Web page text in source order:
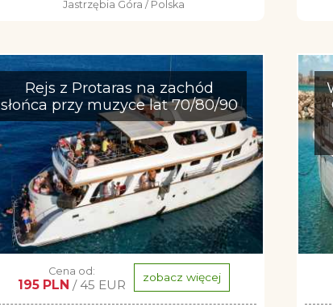
Jastrzębia Góra / Polska
Rejs z Protaras na zachód
słońca przy muzyce lat 70/80/90
Cena od:
195 PLN / 45 EUR zobacz więcej